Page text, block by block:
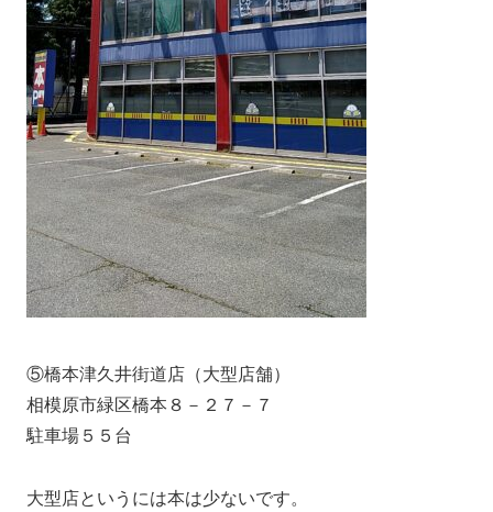
⑤橋本津久井街道店（大型店舗）
相模原市緑区橋本８－２７－７
駐車場５５台
大型店というには本は少ないです。